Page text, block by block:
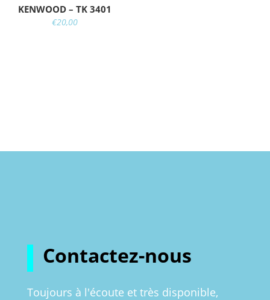
KENWOOD – TK 3401
€20,00
Contactez-nous
Toujours à l'écoute et très disponible,